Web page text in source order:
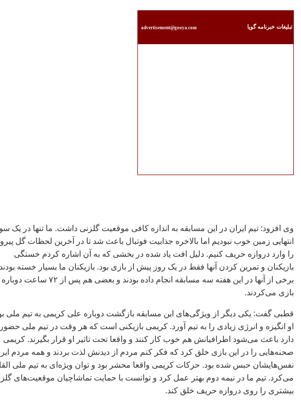
تبليغات خبرنامه گويا advertisement@gooya.com
وی افزود: تيم ايران در اين مسابقه به اندازه کافی موقعيت گلزنی داشت. ما تنها در يک
انتهايی زمين خوب نبوديم اما بالاخره جذابيت فوتبال باعث شد تا در آخرين لحظات گل
را وارد دروازه حريف کنيم. دليل افت ياد شده در بخشی که به آن اشاره کردم خستگی
بازيکنان و تمرين کردن آنها فقط در يک روز پيش از بازی بود. بازيکنان ما بسيار خسته
برخی از آنها در اين هفته سه مسابقه انجام داده بودند و بعضی هم پس از
بازی می‌کردند.
قطبی گفت: يکی ديگر از ويژگی‌های اين مسابقه بازگشت دوباره علی کريمی به تيم ملی
او انگيزه و انرژی زيادی را به تيم آورد. کريمی بازيکنی است که هر وقت در تيم ملی حضور
دارد باعث می‌شود اطرافيانش هم خوب کار کنند و واقعا تحت تاثير او قرار بگيرند. کريمی
صحنه‌هايی را در اين بازی خلق کرد که فکر کنم مردم از ديدنش لذت بردند و همه مردم
نفس‌هايشان حبس شده بود. حرکات کريمی واقعا محشر بود و توان ويژه‌ای به تيم ملی القا
می‌کرد. تيم ما در نيمه دوم بهتر عمل کرد و توانست با حمايت تماشاچيان موقعيت‌های
بيشتری را روی دروازه حريف خلق کند.